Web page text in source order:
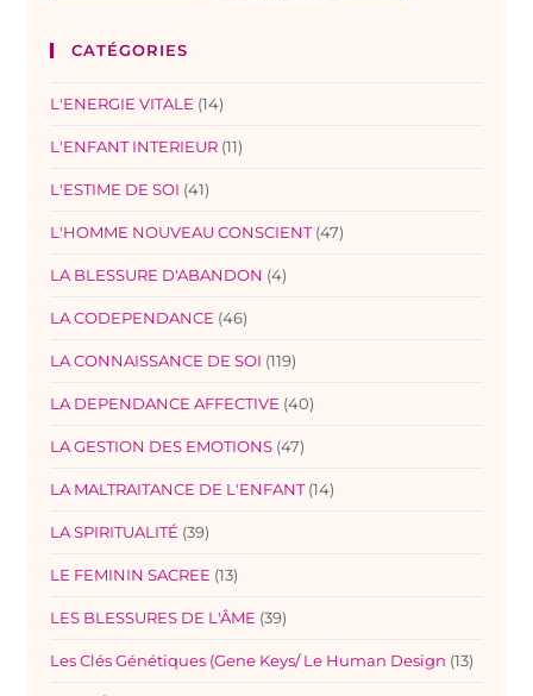
CATÉGORIES
L'ENERGIE VITALE (14)
L'ENFANT INTERIEUR (11)
L'ESTIME DE SOI (41)
L'HOMME NOUVEAU CONSCIENT (47)
LA BLESSURE D'ABANDON (4)
LA CODEPENDANCE (46)
LA CONNAISSANCE DE SOI (119)
LA DEPENDANCE AFFECTIVE (40)
LA GESTION DES EMOTIONS (47)
LA MALTRAITANCE DE L'ENFANT (14)
LA SPIRITUALITÉ (39)
LE FEMININ SACREE (13)
LES BLESSURES DE L'ÂME (39)
Les Clés Génétiques (Gene Keys/ Le Human Design (13)